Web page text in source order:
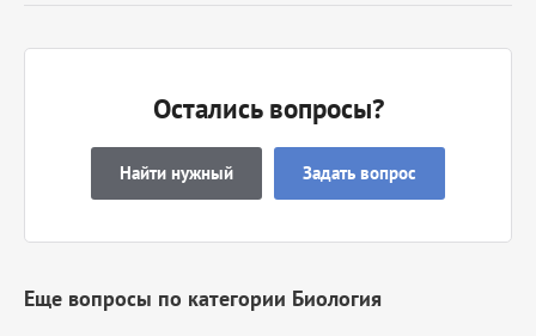
Остались вопросы?
Найти нужный Задать вопрос
Еще вопросы по категории Биология